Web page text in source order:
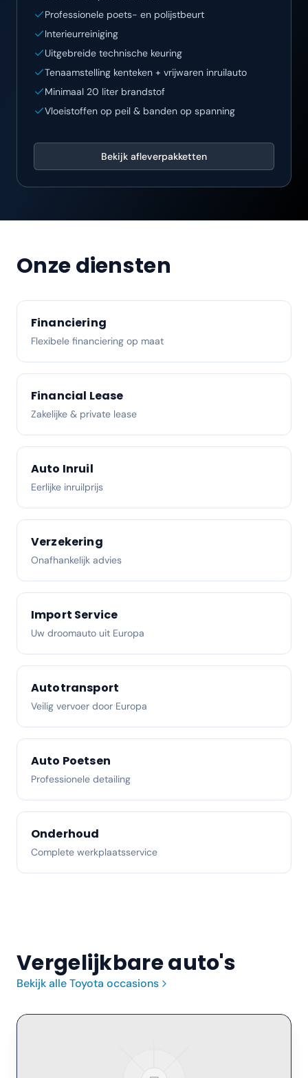
Professionele poets- en polijstbeurt
Interieurreiniging
Uitgebreide technische keuring
Tenaamstelling kenteken + vrijwaren inruilauto
Minimaal 20 liter brandstof
Vloeistoffen op peil & banden op spanning
Bekijk afleverpakketten
Onze diensten
Financiering
Flexibele financiering op maat
Financial Lease
Zakelijke & private lease
Auto Inruil
Eerlijke inruilprijs
Verzekering
Onafhankelijk advies
Import Service
Uw droomauto uit Europa
Autotransport
Veilig vervoer door Europa
Auto Poetsen
Professionele detailing
Onderhoud
Complete werkplaatsservice
Vergelijkbare auto's
Bekijk alleToyota occasions